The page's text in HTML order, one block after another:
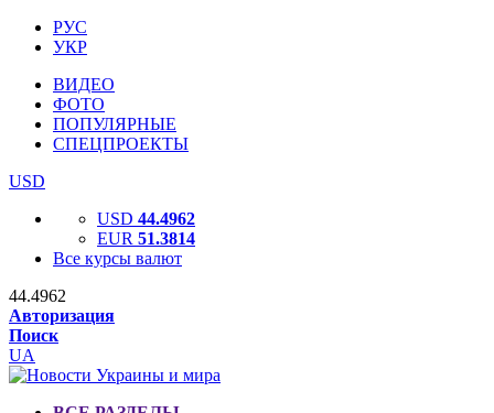
РУС
УКР
ВИДЕО
ФОТО
ПОПУЛЯРНЫЕ
СПЕЦПРОЕКТЫ
USD
USD 44.4962
EUR 51.3814
Все курсы валют
44.4962
Авторизация
Поиск
UA